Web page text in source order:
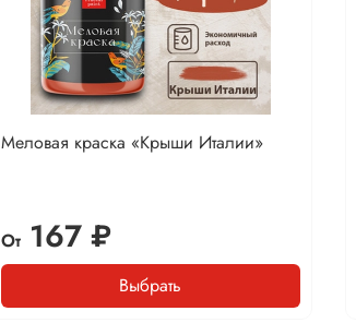
Меловая краска «Крыши Италии»
От167 ₽
Выбрать